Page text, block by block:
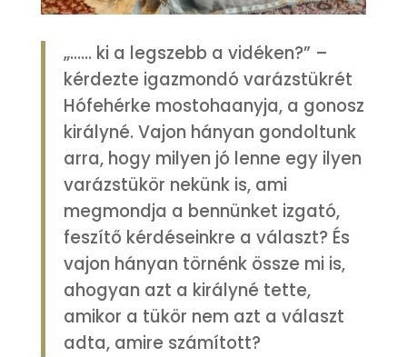
„…… ki a legszebb a vidéken?” –
kérdezte igazmondó varázstükrét
Hófehérke mostohaanyja, a gonosz
királyné. Vajon hányan gondoltunk
arra, hogy milyen jó lenne egy ilyen
varázstükör nekünk is, ami
megmondja a bennünket izgató,
feszítő kérdéseinkre a választ? És
vajon hányan törnénk össze mi is,
ahogyan azt a királyné tette,
amikor a tükör nem azt a választ
adta, amire számított?